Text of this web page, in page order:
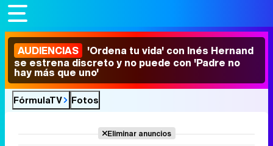
AUDIENCIAS 'Ordena tu vida' con Inés Hernand
se estrena discreto y no puede con 'Padre no
hay más que uno'
FórmulaTV Fotos
Eliminar anuncios